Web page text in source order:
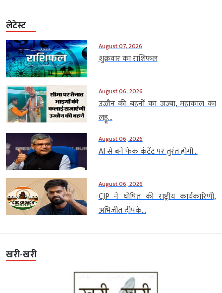
लेटेस्ट
August 07, 2026
शुक्रवार का राशिफल
August 06, 2026
उज्जैन की बहनों का जज्बा, महाकाल का
लड्डू...
August 06, 2026
AI से बने फेक कंटेंट पर तुरंत होगी...
August 06, 2026
CJP ने घोषित की राष्ट्रीय कार्यकारिणी,
अभिजीत दीपके...
खरी-खरी